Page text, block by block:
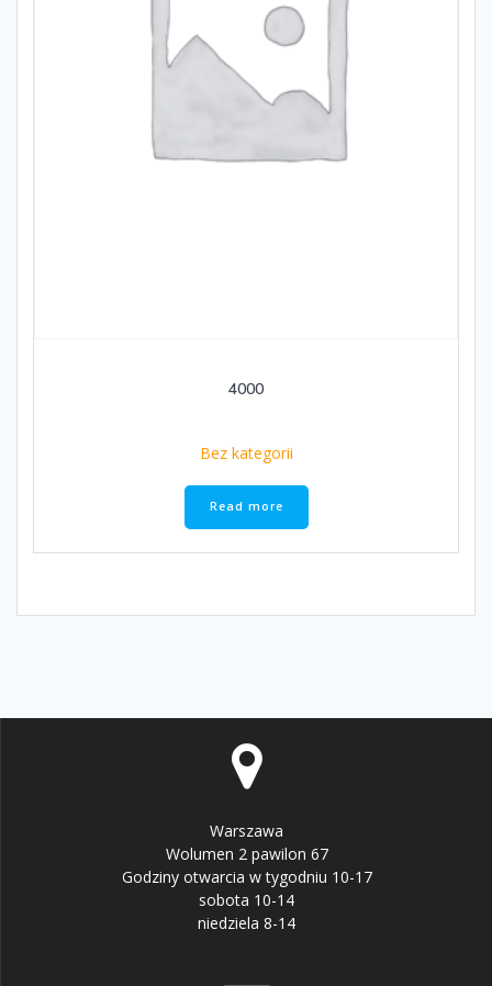
4000
Bez kategorii
Read more
Warszawa
Wolumen 2 pawilon 67
Godziny otwarcia w tygodniu 10-17
sobota 10-14
niedziela 8-14